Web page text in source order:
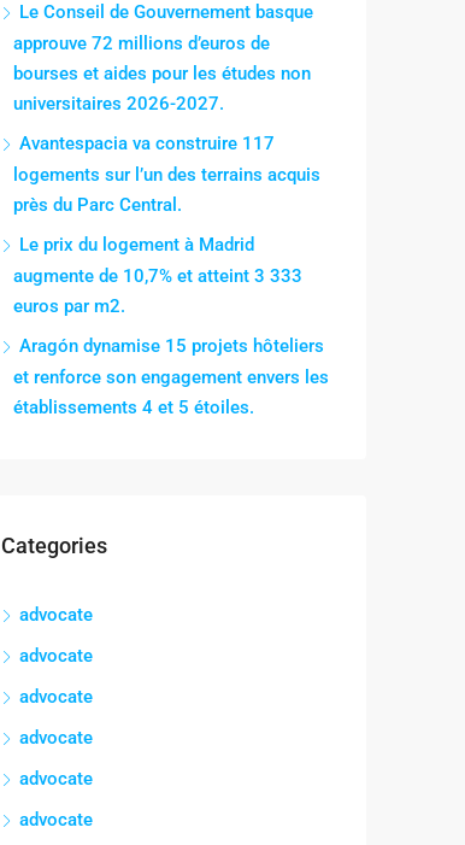
Le Conseil de Gouvernement basque
approuve 72 millions d’euros de
bourses et aides pour les études non
universitaires 2026-2027.
Avantespacia va construire 117
logements sur l’un des terrains acquis
près du Parc Central.
Le prix du logement à Madrid
augmente de 10,7% et atteint 3 333
euros par m2.
Aragón dynamise 15 projets hôteliers
et renforce son engagement envers les
établissements 4 et 5 étoiles.
Categories
advocate
advocate
advocate
advocate
advocate
advocate